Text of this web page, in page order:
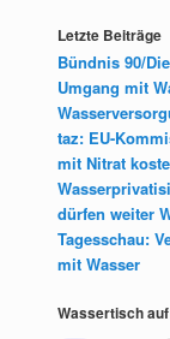
Letzte Beiträge
Bündnis 90/
Umgang mit
taz: EU-
mit Nitrat
dürfen weiter
Tagesschau:
mit Wasser
Wassertisch